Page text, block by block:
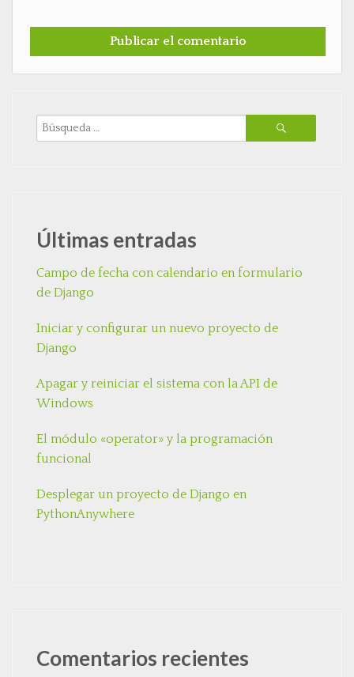
Últimas entradas
Campo de fecha con calendario en formulario
de Django
Iniciar y configurar un nuevo proyecto de
Django
Apagar y reiniciar el sistema con la API de
Windows
El módulo «operator» y la programación
funcional
Desplegar un proyecto de Django en
PythonAnywhere
Comentarios recientes